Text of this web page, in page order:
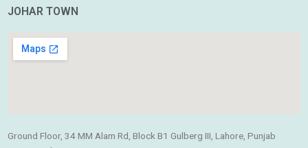
JOHAR TOWN
Ground Floor, 34 MM Alam Rd, Block B1 Gulberg III, Lahore, Punjab